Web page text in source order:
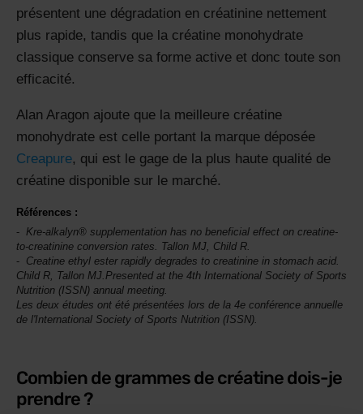
présentent une dégradation en créatinine nettement
plus rapide, tandis que la créatine monohydrate
classique conserve sa forme active et donc toute son
efficacité.
Alan Aragon ajoute que la meilleure créatine
monohydrate est celle portant la marque déposée
Creapure, qui est le gage de la plus haute qualité de
créatine disponible sur le marché.
Références :
Kre-alkalyn® supplementation has no beneficial effect on creatine-
to-creatinine conversion rates. Tallon MJ, Child R.
Creatine ethyl ester rapidly degrades to creatinine in stomach acid.
Child R, Tallon MJ.Presented at the 4th International Society of Sports
Nutrition (ISSN) annual meeting.
Les deux études ont été présentées lors de la 4e conférence annuelle
de l'International Society of Sports Nutrition (ISSN).
Combien de grammes de créatine dois-je
prendre ?